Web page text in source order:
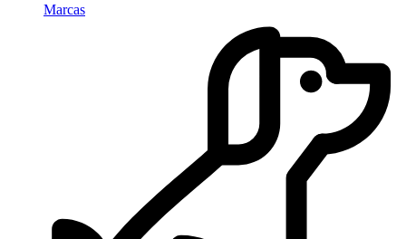
Marcas